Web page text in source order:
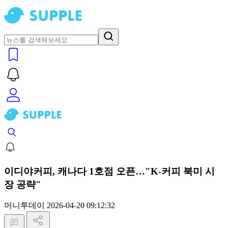
이디야커피, 캐나다 1호점 오픈…"K-커피 북미 시
장 공략"
머니투데이 2026-04-20 09:12:32